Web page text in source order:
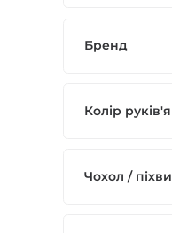
Бренд
Колір руків'я
Чохол / піхви